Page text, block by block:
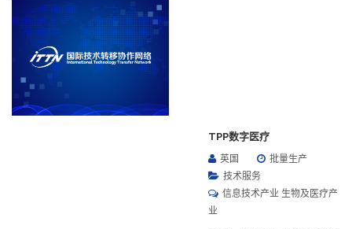
TPP数字医疗
英国
批量生产
技术服务
信息技术产业 生物及医疗产
业